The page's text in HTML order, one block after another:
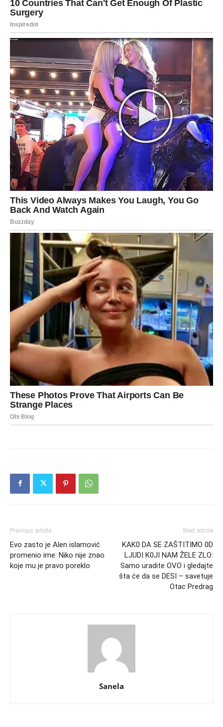
Previous article
Evo zasto je Alen islamović
promenio ime: Niko nije znao
koje mu je pravo poreklo
Next article
KAK0 DA SE ZAŠTITIMO 0D
LJUDI K0JI NAM ŽELE ZLO:
Samo uradite OVO i gledajte
šta će da se DESI – savetuje
Otac Predrag
Sanela